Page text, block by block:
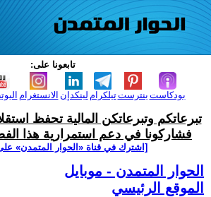
تابعونا على:
الانستغرام لينكدإن تيلكرامبنترست بودكاست
تبرعاتكم وتبرعاتكن المالية تحفظ
فشاركونا في دعم استمرارية هذا
[اشترك في قناة ‫«الحوار المتمدن»
الحوار المتمدن - موبايل
الموقع الرئيسي